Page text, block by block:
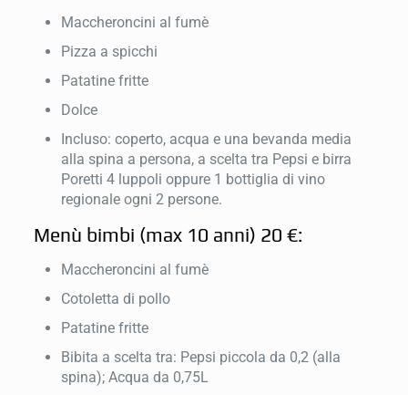
Maccheroncini al fumè
Pizza a spicchi
Patatine fritte
Dolce
Incluso: coperto, acqua e una bevanda media
alla spina a persona, a scelta tra Pepsi e birra
Poretti 4 luppoli oppure 1 bottiglia di vino
regionale ogni 2 persone.
Menù bimbi (max 10 anni) 20 €:
Maccheroncini al fumè
Cotoletta di pollo
Patatine fritte
Bibita a scelta tra: Pepsi piccola da 0,2 (alla
spina); Acqua da 0,75L